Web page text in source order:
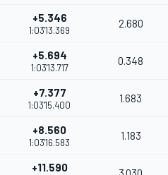
+5.346
1:03'13.369
2.680
+5.694
1:03'13.717
0.348
+7.377
1:03'15.400
1.683
+8.560
1:03'16.583
1.183
+11.590